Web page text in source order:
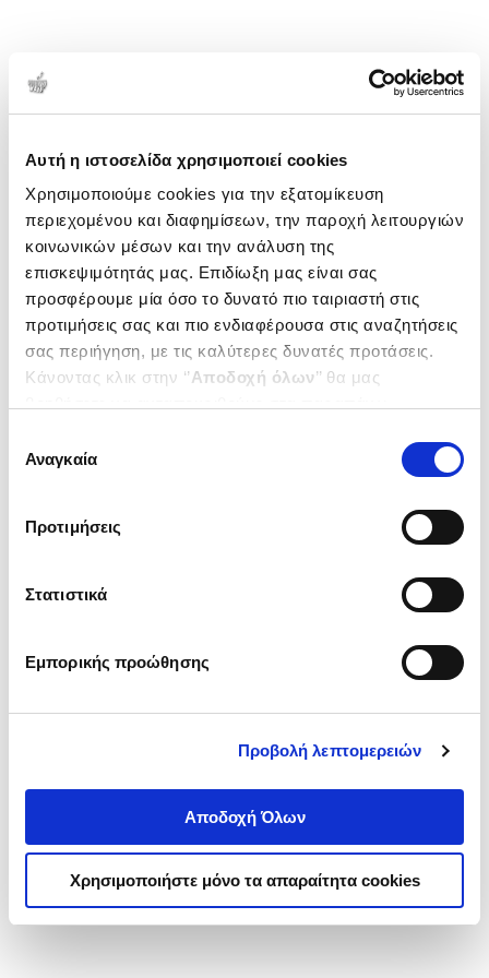
Αυτή η ιστοσελίδα χρησιμοποιεί cookies
Χρησιμοποιούμε cookies για την εξατομίκευση
περιεχομένου και διαφημίσεων, την παροχή λειτουργιών
κοινωνικών μέσων και την ανάλυση της
επισκεψιμότητάς μας. Επιδίωξη μας είναι σας
προσφέρουμε μία όσο το δυνατό πιο ταιριαστή στις
προτιμήσεις σας και πιο ενδιαφέρουσα στις αναζητήσεις
σας περιήγηση, με τις καλύτερες δυνατές προτάσεις.
Κάνοντας κλικ στην ‘’Αποδοχή όλων’’ θα μας
ενδιαφέρουν και να επιλέξετε από τα παρακάτω με την
΄΄και να ενημερωθείτε σχετικά με
συγκατάθεσης
Αναγκαία
Προτιμήσεις
Στατιστικά
Εμπορικής προώθησης
Προβολή λεπτομερειών
Αποδοχή Όλων
Χρησιμοποιήστε μόνο τα απαραίτητα cookies